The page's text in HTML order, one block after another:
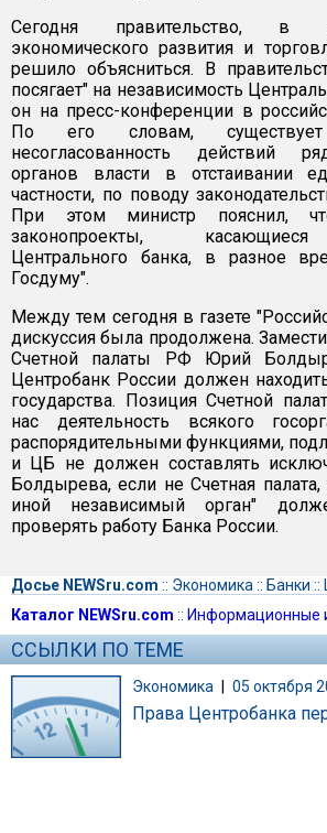
Сегодня правительство, в
экономического развития и
решило объясниться. В
посягает" на независимость
он на пресс-конференции в
По его словам,
несогласованность действий
органов власти в отстаивании
частности, по поводу
При этом министр пояснил,
законопроекты,
Центрального банка, в разное
Госдуму".
Между тем сегодня в газете
дискуссия была продолжена.
Счетной палаты РФ Юрий
Центробанк России должен
государства. Позиция Счетной
нас деятельность всякого
распорядительными функциями,
и ЦБ не должен составлять
Болдырева, если не Счетная палата,
иной независимый орган"
проверять работу Банка России.
Досье NEWSru.com :: Экономика :: Банки ::
Каталог NEWSru.com :: Информационные
ССЫЛКИ ПО ТЕМЕ
Экономика 05 октября
Права Центробанка